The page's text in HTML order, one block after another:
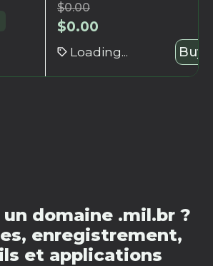
$0.00
$0.00
Loading... Buy
domaine .mil.br ?
enregistrement,
et applications